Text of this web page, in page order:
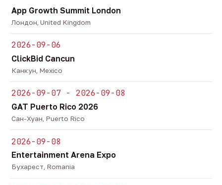
App Growth Summit London
Лондон, United Kingdom
2026-09-06
ClickBid Cancun
Канкун, Mexico
2026-09-07 - 2026-09-08
GAT Puerto Rico 2026
Сан-Хуан, Puerto Rico
2026-09-08
Entertainment Arena Expo
Бухарест, Romania